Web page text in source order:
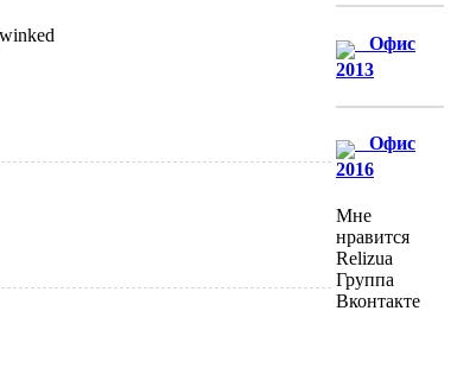
Офис
2013
Офис
2016
Мне
нравится
Relizua
Группа
Вконтакте